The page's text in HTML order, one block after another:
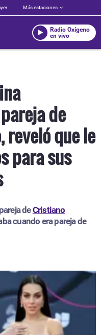
Más estaciones
Radio Oxígeno
en vivo
de
reveló que le
para sus
deCristiano
cuando era pareja de